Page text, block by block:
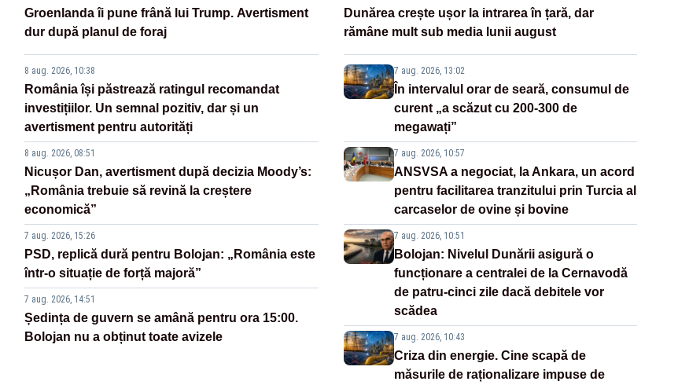
Groenlanda îi pune frână lui Trump. Avertisment
dur după planul de foraj
8 aug. 2026, 10:38
România își păstrează ratingul recomandat
investițiilor. Un semnal pozitiv, dar și un
avertisment pentru autorități
8 aug. 2026, 08:51
Nicușor Dan, avertisment după decizia Moody’s:
„România trebuie să revină la creștere
economică”
7 aug. 2026, 15:26
PSD, replică dură pentru Bolojan: „România este
într-o situație de forță majoră”
7 aug. 2026, 14:51
Ședința de guvern se amână pentru ora 15:00.
Bolojan nu a obținut toate avizele
Dunărea crește ușor la intrarea în țară, dar
rămâne mult sub media lunii august
7 aug. 2026, 13:02
În intervalul orar de seară, consumul de
curent „a scăzut cu 200-300 de
megawați”
7 aug. 2026, 10:57
ANSVSA a negociat, la Ankara, un acord
pentru facilitarea tranzitului prin Turcia al
carcaselor de ovine și bovine
7 aug. 2026, 10:51
Bolojan: Nivelul Dunării asigură o
funcționare a centralei de la Cernavodă
de patru-cinci zile dacă debitele vor
scădea
7 aug. 2026, 10:43
Criza din energie. Cine scapă de
măsurile de raționalizare impuse de